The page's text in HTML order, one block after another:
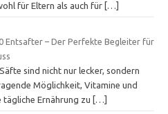
für Eltern als auch für […]
Entsafter – Der Perfekte Begleiter für
sind nicht nur lecker, sondern
Möglichkeit, Vitamine und
Ernährung zu […]